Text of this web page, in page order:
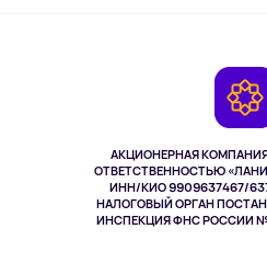
АКЦИОНЕРНАЯ
ОТВЕТСТВЕННОСТЬЮ
ИНН/КИО 9909637467/
НАЛОГОВЫЙ ОРГАН
ИНСПЕКЦИЯ ФНС РОССИИ
Здоровье питомцев